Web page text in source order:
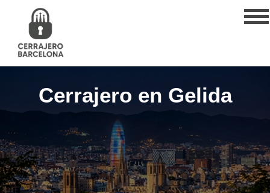
Cerrajero en Gelida